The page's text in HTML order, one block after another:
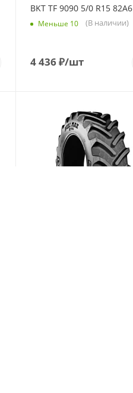
BKT TF 9090 5/0 R15 82A6
Меньше 10 (В наличии)
4 436 ₽/шт